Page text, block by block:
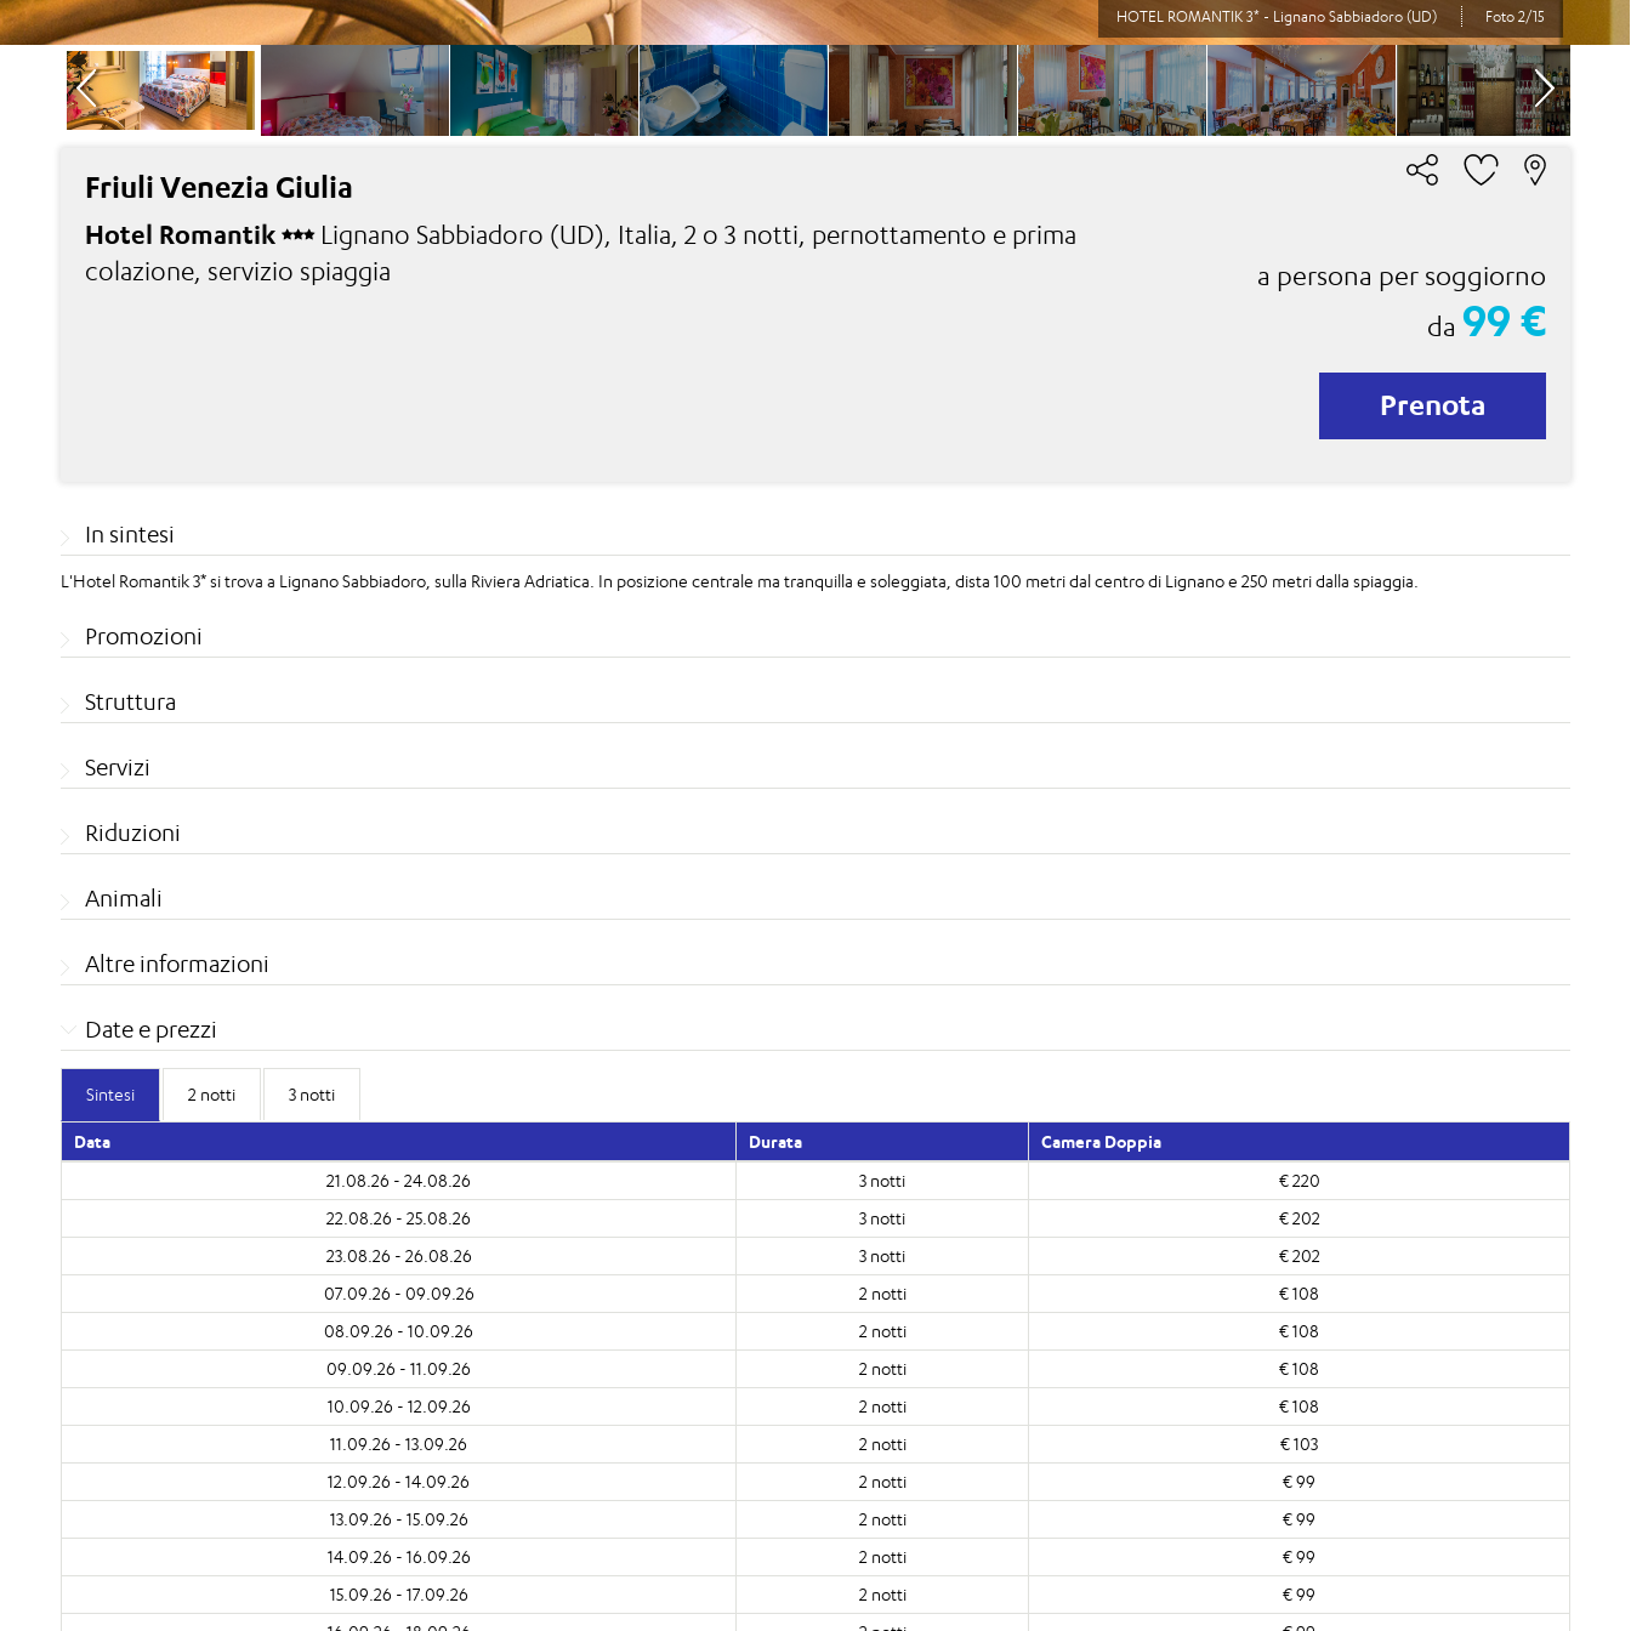
HOTEL ROMANTIK 3* - Lignano Sabbiadoro (UD) Foto 2/15
Friuli Venezia Giulia
Hotel Romantik
Lignano Sabbiadoro (UD), Italia, 2 o 3 notti, pernottamento e prima
colazione, servizio spiaggia
a persona per soggiorno
da 99 €
Prenota
In sintesi
L'Hotel Romantik 3* si trova a Lignano Sabbiadoro, sulla Riviera Adriatica. In posizione centrale ma tranquilla e soleggiata, dista 100 metri dal centro di Lignano e 250 metri dalla spiaggia.
Promozioni
Struttura
Servizi
Riduzioni
Animali
Altre informazioni
Date e prezzi
Sintesi 2 notti 3 notti
Data Durata
Camera Doppia
21.08.26 - 24.08.26
3 notti
€ 220
22.08.26 - 25.08.26
3 notti
€ 202
23.08.26 - 26.08.26
3 notti
€ 202
07.09.26 - 09.09.26
2 notti
€ 108
08.09.26 - 10.09.26
2 notti
€ 108
09.09.26 - 11.09.26
2 notti
€ 108
10.09.26 - 12.09.26
2 notti
€ 108
11.09.26 - 13.09.26
2 notti
€ 103
12.09.26 - 14.09.26
2 notti
€ 99
13.09.26 - 15.09.26
2 notti
€ 99
14.09.26 - 16.09.26
2 notti
€ 99
15.09.26 - 17.09.26
2 notti
€ 99